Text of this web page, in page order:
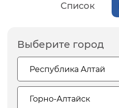
Список
Выберите город